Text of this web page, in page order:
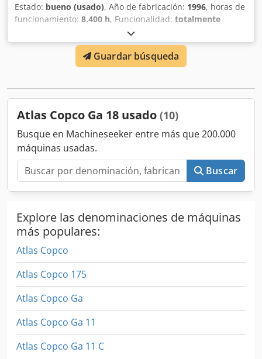
Estado: bueno (usado), Año de fabricación: 1996, horas de
funcionamiento: 8.400 h, Funcionalidad: totalmente
18,5 kW (25,15 CV)
funcionamiento:8 bar, Presión máxima de trabajo: 7,5 bar
Potencia: 18,5 kW Aprox. 8.400 horas de funcionamiento
Compresor GA18, año 1996 Djdpfx Acoyg H Tisyeck Secador
Guardar búsqueda
Atlas Copco Ga 18 usado (10)
Busque en Machineseeker entre más que 200.000
máquinas usadas.
Buscar
Explore las denominaciones de máquinas
más populares:
Atlas Copco
Atlas Copco 175
Atlas Copco Ga
Atlas Copco Ga 11
Atlas Copco Ga 11 C